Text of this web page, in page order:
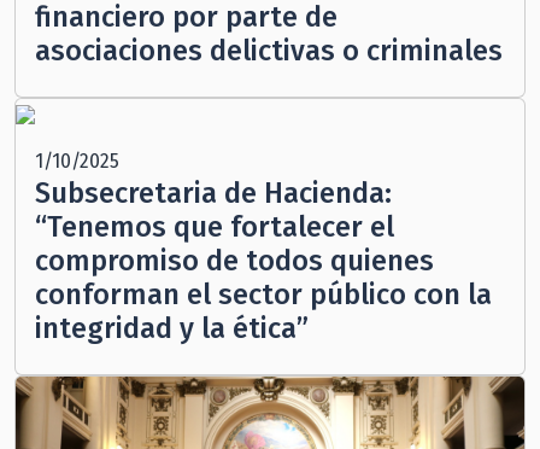
financiero por parte de
asociaciones delictivas o criminales
1/10/2025
Subsecretaria de Hacienda:
“Tenemos que fortalecer el
compromiso de todos quienes
conforman el sector público con la
integridad y la ética”